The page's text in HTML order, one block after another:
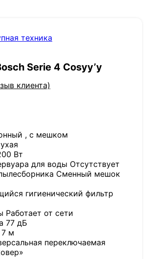
техника
Serie 4 Cosyy’y
клиента)
, с мешком
Вт
для воды Отсутствует
Сменный мешок
гигиенический фильтр
Работает от сети
77 дБ
м
переключаемая